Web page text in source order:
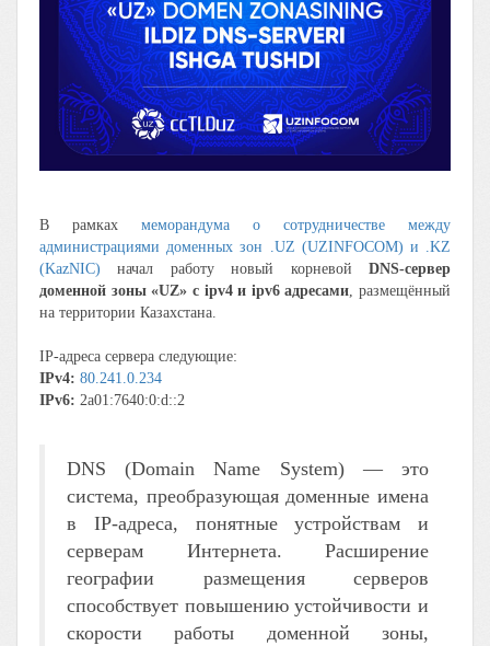
В рамках меморандума о сотрудничестве между
администрациями доменных зон .UZ (UZINFOCOM) и .KZ
(KazNIC) начал работу новый корневой DNS-сервер
доменной зоны «UZ» с ipv4 и ipv6 адресами, размещённый
на территории Казахстана.
IP-адреса сервера следующие:
IPv4: 80.241.0.234
IPv6: 2a01:7640:0:d::2
DNS (Domain Name System) — это
система, преобразующая доменные имена
в IP-адреса, понятные устройствам и
серверам Интернета. Расширение
географии размещения серверов
способствует повышению устойчивости и
скорости работы доменной зоны,